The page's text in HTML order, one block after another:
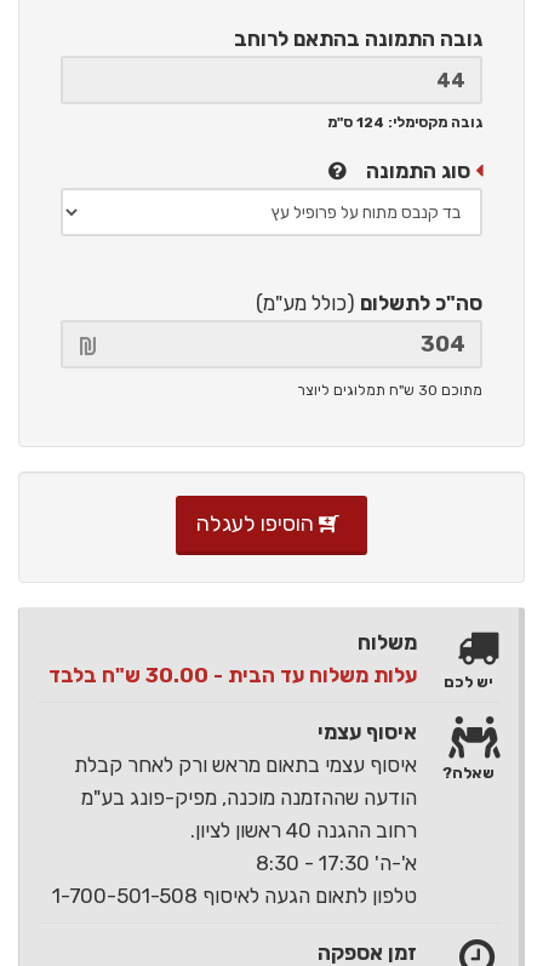
גובה התמונה בהתאם לרוחב
גובה מקסימלי: 124 ס"מ
סוג התמונה
סה"כ לתשלום (כולל מע"מ)
מתוכם 30 ש"ח תמלוגים ליוצר
הוסיפו לעגלה
משלוח
עלות משלוח עד הבית - 30.00 ש"ח בלבד
איסוף עצמי
איסוף עצמי בתאום מראש ורק לאחר קבלת
הודעה שההזמנה מוכנה, מפיק-פונג בע"מ
רחוב ההגנה 40 ראשון לציון.
א'-ה' 17:30 - 8:30
טלפון לתאום הגעה לאיסוף 1-700-501-508
זמן אספקה
יש לכם
שאלה?